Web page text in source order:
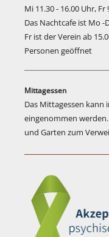
Mi 11.30 - 16.00 Uhr, Fr
Das Nachtcafe ist Mo -
Fr ist der Verein ab
Personen geöffnet
Mittagessen
Das Mittagessen kann
eingenommen
und Garten zum